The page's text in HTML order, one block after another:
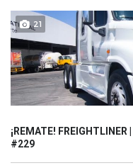
21
¡REMATE! FREIGHTLINER
#229